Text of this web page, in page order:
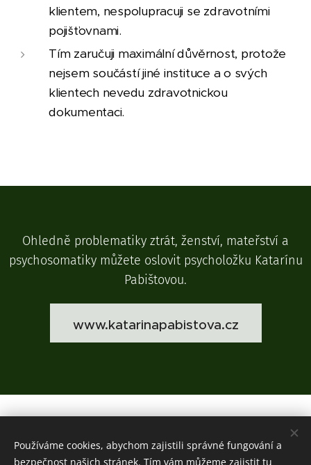
klientem, nespolupracuji se zdravotními
pojišťovnami.
Tím zaručuji maximální důvěrnost, protože
nejsem součástí jiné instituce a o svých
klientech nevedu zdravotnickou
dokumentaci.
Ohledně problematiky ztrát, ženství, mateřství a
psychosomatiky můžete oslovit psycholožku Katarínu
Pabištovou.
www.katarinapabistova.cz
Richard Pabišta | psycholog pro dospívající a
dospělé
Používáme cookies, abychom zajistili správné fungování a
bezpečnost našich stránek. Tím vám můžeme zajistit tu